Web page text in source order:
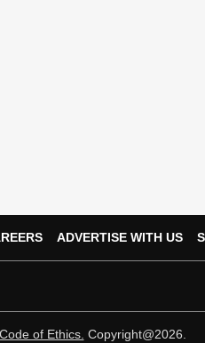
ADVERTISE WITH US
of Ethics. Copyright@2026.